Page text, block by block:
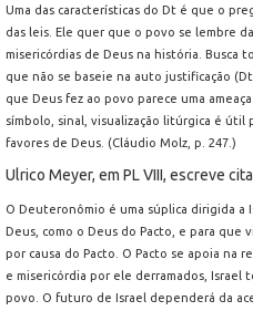
Uma das características do Dt é que o
das leis. Ele quer que o povo se lembre
misericórdias de Deus na história. Busca
que não se baseie na auto justificação
que Deus fez ao povo parece uma
símbolo, sinal, visualização litúrgica é útil
favores de Deus. (Cláudio Molz, p. 247.)
Ulrico Meyer, em PL VIII, escreve
O Deuteronômio é uma súplica dirigida a
Deus, como o Deus do Pacto, e para que
por causa do Pacto. O Pacto se apoia na
e misericórdia por ele derramados, Israel
povo. O futuro de Israel dependerá da